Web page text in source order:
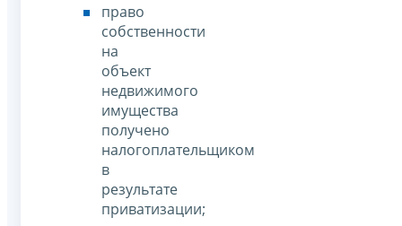
право
собственности
на
объект
недвижимого
имущества
получено
налогоплательщиком
в
результате
приватизации;